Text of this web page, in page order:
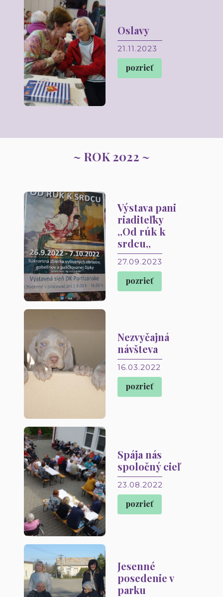
Oslavy
21.11.2023
pozrieť
~ ROK 2022 ~
Výstava pani
riaditeľky
,,Od rúk k
srdcu,,
27.09.2023
pozrieť
Nezvyčajná
návšteva
16.03.2022
pozrieť
Spája nás
spoločný cieľ
23.08.2022
pozrieť
Jesenné
posedenie v
parku